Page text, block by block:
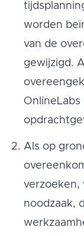
worden
van de
gewijzigd.
Als op
verzoeken,
noodzaak,